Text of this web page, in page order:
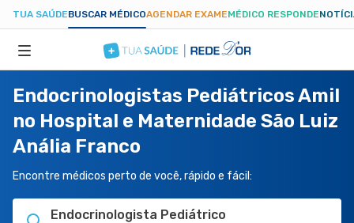
TUA SAÚDEBUSCAR MÉDICOAGENDAR EXAMEMÉDICO RESPONDE
ESPECIALIDADES
HOSPITAIS
TUASAUDE.COM
Endocrinologistas Pediátricos Amil
no Hospital e Maternidade São Luiz
Anália Franco
Encontre médicos perto de você, rápido e fácil:
Endocrinologista Pediátrico